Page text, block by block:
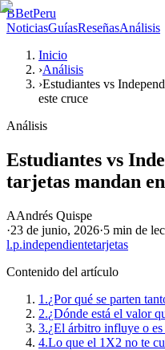
BBetPeru
NoticiasGuíasReseñasAnálisis
Inicio
›Análisis
›Estudiantes vs
este cruce
Análisis
Estudiantes vs
tarjetas mandan
AAndrés Quispe
·23 de junio, 2026·5 min de
l.p.independientetarjetas
Contenido del artículo
1.¿Por qué se parten
2.¿Dónde está el valor
3.¿El árbitro influye o es
4.Lo que el 1X2 no te